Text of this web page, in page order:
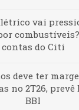
vai
contas do Citi
deve ter
no 2T26, prevê
BBI